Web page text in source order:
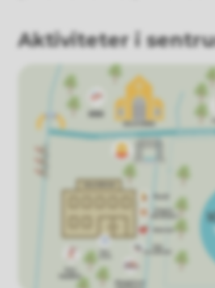
Aktiviteter i